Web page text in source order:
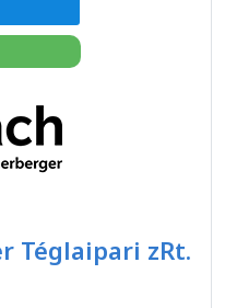
Téglaipari zRt.